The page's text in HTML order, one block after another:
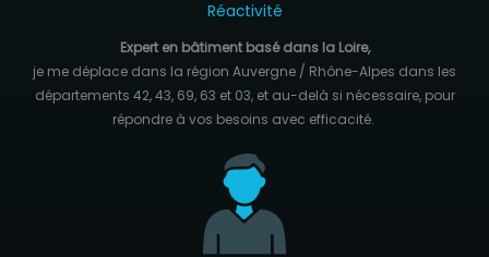
Réactivité
Expert en bâtiment basé dans la Loire,
je me déplace dans la région Auvergne / Rhône-Alpes dans les
départements 42, 43, 69, 63 et 03, et au-delà si nécessaire, pour
répondre à vos besoins avec efficacité.